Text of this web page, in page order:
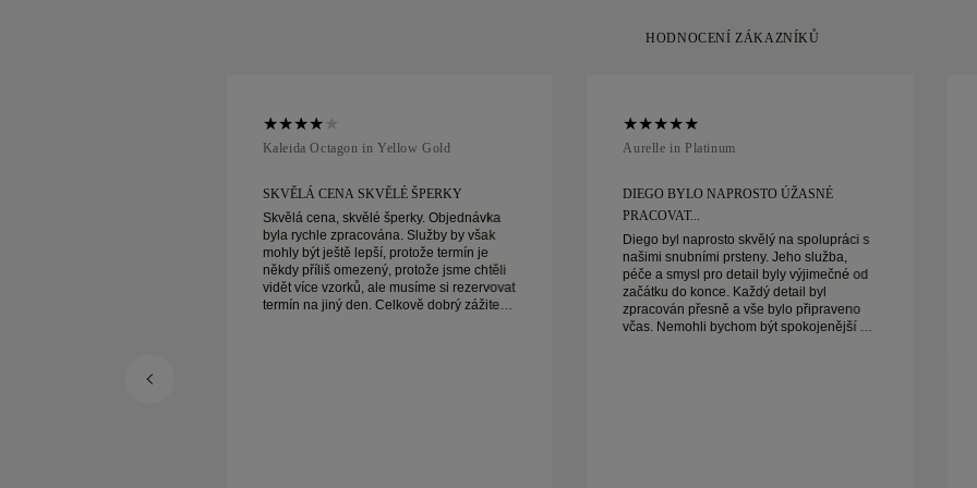
HODNOCENÍ ZÁKAZNÍKŮ
Kaleida Octagon in Yellow Gold
SKVĚLÁ CENA SKVĚLÉ ŠPERKY
Skvělá cena, skvělé šperky. Objednávka
byla rychle zpracována. Služby by však
mohly být ještě lepší, protože termín je
někdy příliš omezený, protože jsme chtěli
vidět více vzorků, ale musíme si rezervovat
termín na jiný den. Celkově dobrý zážitek,
Aurelle in Platinum
DIEGO BYLO NAPROSTO ÚŽASNÉ
PRACOVAT...
Diego byl naprosto skvělý na spolupráci s
našimi snubními prsteny. Jeho služba,
péče a smysl pro detail byly výjimečné od
začátku do konce. Každý detail byl
zpracován přesně a vše bylo připraveno
včas. Nemohli bychom být spokojenější a